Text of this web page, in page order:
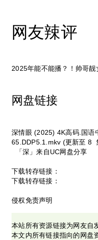
网友辣评
2025年能不能播？！帅哥靓
网盘链接
深情眼 (2025) 4K高码.国语
65.DDP5.1.mkv (更新至 8
「深」来自UC网盘分享
下载转存链接：
下载转存链接：
侵权免责声明
本站所有资源链接为网友自
本文内所有链接指向的网盘